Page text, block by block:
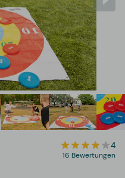
4
16 Bewertungen